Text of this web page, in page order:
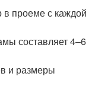
в проеме с каждой
составляет 4–6
и размеры